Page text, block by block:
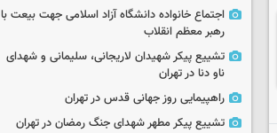
اجتماع خانواده دانشگاه آزاد اسلامی جهت بیعت با
رهبر معظم انقلاب
تشییع پیکر شهیدان لاریجانی، سلیمانی و شهدای
ناو دنا در تهران
راهپیمایی روز جهانی قدس در تهران
تشییع پیکر مطهر شهدای جنگ رمضان در تهران